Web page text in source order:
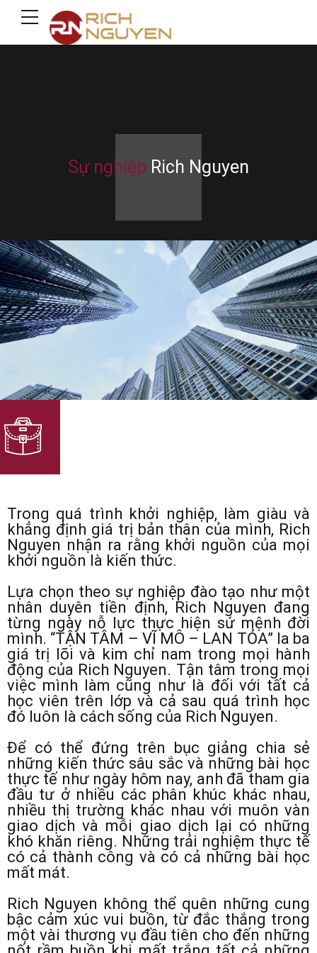
Sự nghiệp Rich Nguyen
Trong quá trình khởi nghiệp, làm giàu và
khẳng định giá trị bản thân của mình, Rich
Nguyen nhận ra rằng khởi nguồn của mọi
khởi nguồn là kiến thức.
Lựa chọn theo sự nghiệp đào tạo như một
nhân duyên tiền định, Rich Nguyen đang
từng ngày nỗ lực thực hiện sứ mệnh đời
mình. “TẬN TÂM – VĨ MÔ – LAN TỎA” la ba
giá trị lõi và kim chỉ nam trong mọi hành
động của Rich Nguyen. Tận tâm trong mọi
việc mình làm cũng như là đối với tất cả
học viên trên lớp và cả sau quá trình học
đó luôn là cách sống của Rich Nguyen.
Để có thể đứng trên bục giảng chia sẻ
những kiến thức sâu sắc và những bài học
thực tế như ngày hôm nay, anh đã tham gia
đầu tư ở nhiều các phân khúc khác nhau,
nhiều thị trường khác nhau với muôn vàn
giao dịch và mỗi giao dịch lại có những
khó khăn riêng. Những trải nghiệm thực tế
có cả thành công và có cả những bài học
mất mát.
Rich Nguyen không thể quên những cung
bậc cảm xúc vui buồn, từ đắc thắng trong
một vài thương vụ đầu tiên cho đến những